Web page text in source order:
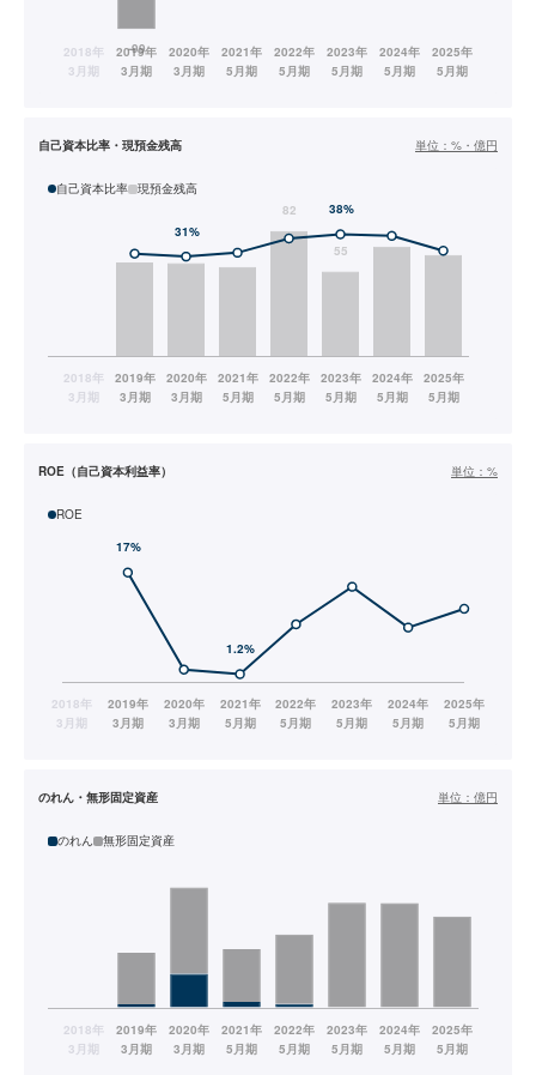
自己資本比率・現預金残高 単位： %・億円
自己資本比率 現預金残高
ROE（自己資本利益率） 単位： %
ROE
のれん・無形固定資産 単位： 億円
のれん 無形固定資産